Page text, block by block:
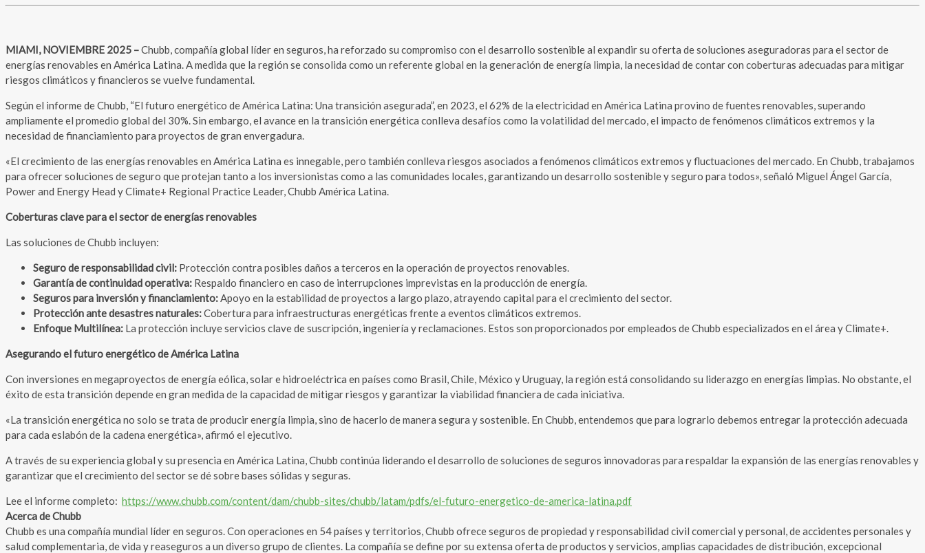
MIAMI, NOVIEMBRE 2025 –Chubb, compañía global líder en seguros, ha reforzado su compromiso con el desarrollo sostenible al expandir su oferta de soluciones aseguradoras para el sector de
energías renovables en América Latina. A medida que la región se consolida como un referente global en la generación de energía limpia, la necesidad de contar con coberturas adecuadas para mitigar
riesgos climáticos y financieros se vuelve fundamental.
Según el informe de Chubb, “El futuro energético de América Latina: Una transición asegurada”, en 2023, el 62% de la electricidad en América Latina provino de fuentes renovables, superando
ampliamente el promedio global del 30%. Sin embargo, el avance en la transición energética conlleva desafíos como la volatilidad del mercado, el impacto de fenómenos climáticos extremos y la
necesidad de financiamiento para proyectos de gran envergadura.
«El crecimiento de las energías renovables en América Latina es innegable, pero también conlleva riesgos asociados a fenómenos climáticos extremos y fluctuaciones del mercado. En Chubb, trabajamos
para ofrecer soluciones de seguro que protejan tanto a los inversionistas como a las comunidades locales, garantizando un desarrollo sostenible y seguro para todos», señaló Miguel Ángel García,
Power and Energy Head y Climate+ Regional Practice Leader, Chubb América Latina.
Coberturas clave para el sector de energías renovables
Las soluciones de Chubb incluyen:
Seguro de responsabilidad civil: Protección contra posibles daños a terceros en la operación de proyectos renovables.
Garantía de continuidad operativa: Respaldo financiero en caso de interrupciones imprevistas en la producción de energía.
Seguros para inversión y financiamiento: Apoyo en la estabilidad de proyectos a largo plazo, atrayendo capital para el crecimiento del sector.
Protección ante desastres naturales:Cobertura para infraestructuras energéticas frente a eventos climáticos extremos.
Enfoque Multilínea: La protección incluye servicios clave de suscripción, ingeniería y reclamaciones. Estos son proporcionados por empleados de Chubb especializados en el área y Climate+.
Asegurando el futuro energético de América Latina
Con inversiones en megaproyectos de energía eólica, solar e hidroeléctrica en países como Brasil, Chile, México y Uruguay, la región está consolidando su liderazgo en energías limpias. No obstante, el
éxito de esta transición depende en gran medida de la capacidad de mitigar riesgos y garantizar la viabilidad financiera de cada iniciativa.
«La transición energética no solo se trata de producir energía limpia, sino de hacerlo de manera segura y sostenible. En Chubb, entendemos que para lograrlo debemos entregar la protección adecuada
para cada eslabón de la cadena energética», afirmó el ejecutivo.
A través de su experiencia global y su presencia en América Latina, Chubb continúa liderando el desarrollo de soluciones de seguros innovadoras para respaldar la expansión de las energías renovables y
garantizar que el crecimiento del sector se dé sobre bases sólidas y seguras.
Lee el informe completo: https://www.chubb.com/content/dam/chubb-sites/chubb/latam/pdfs/el-futuro-energetico-de-america-latina.pdf
Acerca de Chubb
Chubb es una compañía mundial líder en seguros. Con operaciones en 54 países y territorios, Chubb ofrece seguros de propiedad y responsabilidad civil comercial y personal, de accidentes personales y
salud complementaria, de vida y reaseguros a un diverso grupo de clientes. La compañía se define por su extensa oferta de productos y servicios, amplias capacidades de distribución, excepcional